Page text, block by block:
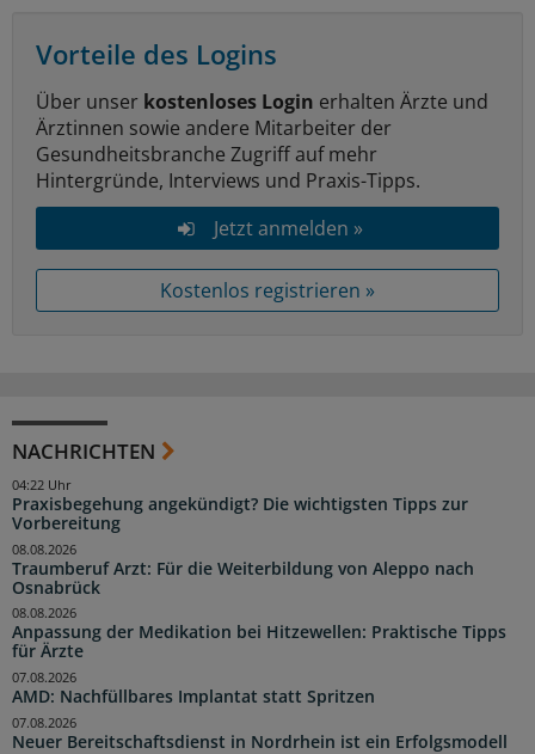
Vorteile des Logins
Über unser kostenloses Login erhalten Ärzte und
Ärztinnen sowie andere Mitarbeiter der
Gesundheitsbranche Zugriff auf mehr
Hintergründe, Interviews und Praxis-Tipps.
Jetzt anmelden »
Kostenlos registrieren »
NACHRICHTEN
Praxisbegehung angekündigt? Die wichtigsten Tipps zur
Vorbereitung
04:22 Uhr
Traumberuf Arzt: Für die Weiterbildung von Aleppo nach
Osnabrück
08.08.2026
Anpassung der Medikation bei Hitzewellen: Praktische Tipps
für Ärzte
08.08.2026
AMD: Nachfüllbares Implantat statt Spritzen
07.08.2026
Neuer Bereitschaftsdienst in Nordrhein ist ein Erfolgsmodell
07.08.2026